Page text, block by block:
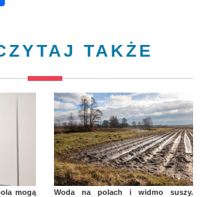
TAKŻE
mogą
Woda na polach i widmo suszy.